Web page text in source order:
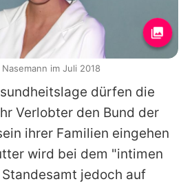
dürfen die
Verlobter den Bund der
ihrer Familien eingehen
wird bei dem "intimen
jedoch auf
im Juli 2018